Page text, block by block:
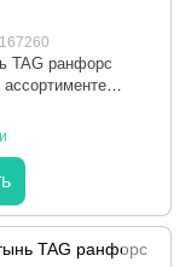
TAG ранфорс